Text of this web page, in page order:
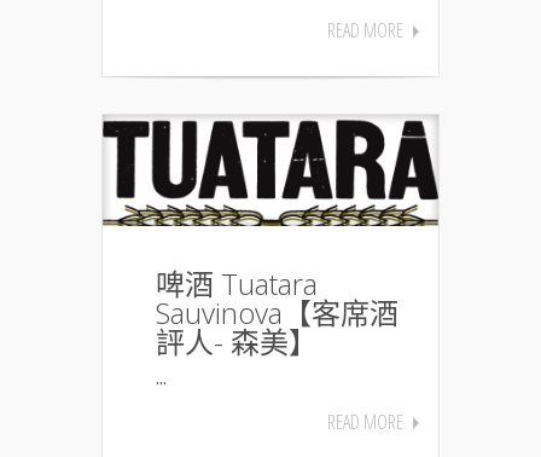
READ MORE
啤酒 Tuatara
Sauvinova【客席酒
評人- 森美】
...
READ MORE